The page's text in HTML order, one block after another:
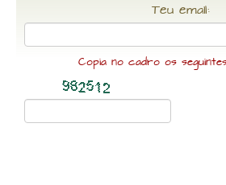
Teu email:
Copia no cadro os